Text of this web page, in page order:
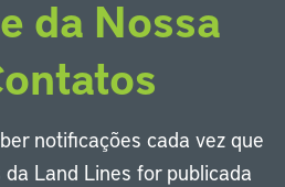
da Nossa
notificações cada vez que
Land Lines for publicada